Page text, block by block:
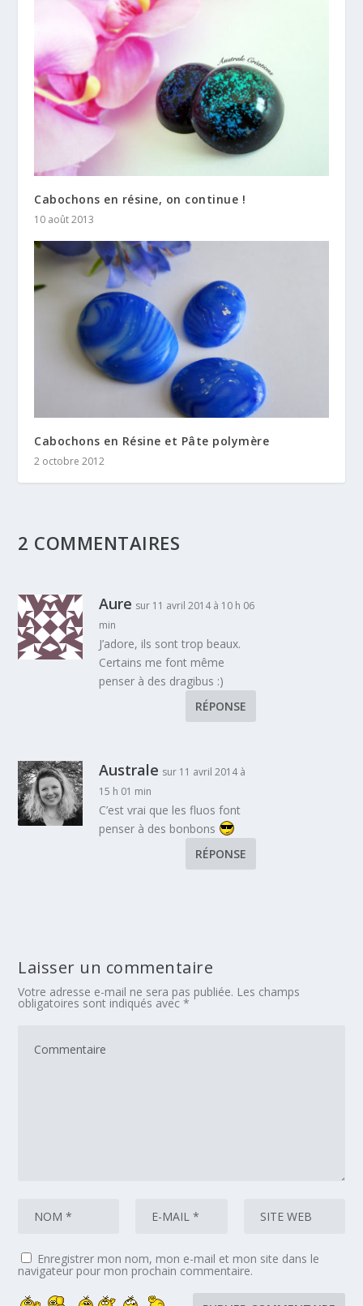
Cabochons en résine, on continue !
10 août 2013
Cabochons en Résine et Pâte polymère
2 octobre 2012
2 COMMENTAIRES
Aure sur 11 avril 2014 à 10 h 06
min
J’adore, ils sont trop beaux.
Certains me font même
penser à des dragibus :)
RÉPONSE
Australe sur 11 avril 2014 à
15 h 01 min
C’est vrai que les fluos font
penser à des bonbons
RÉPONSE
Laisser un commentaire
Votre adresse e-mail ne sera pas publiée. Les champs
obligatoires sont indiqués avec*
Enregistrer mon nom, mon e-mail et mon site dans le
navigateur pour mon prochain commentaire.